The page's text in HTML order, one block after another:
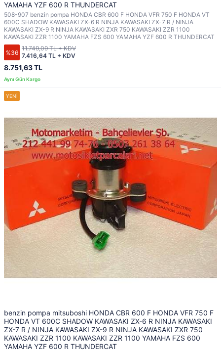
YAMAHA YZF 600 R THUNDERCAT
508-907 benzin pompa HONDA CBR 600 F HONDA VFR 750 F HONDA VT
600C SHADOW KAWASAKI ZX-6 R NINJA KAWASAKI ZX-7 R / NINJA
KAWASAKI ZX-9 R NINJA KAWASAKI ZXR 750 KAWASAKI ZZR 1100
KAWASAKI ZZR 1100 YAMAHA FZS 600 YAMAHA YZF 600 R THUNDERCAT
%36
8.751,63 TL
7.416,64 TL + KDV
11.749,09 TL + KDV
benzin pompa mitsuboshi HONDA CBR 600 F HONDA VFR 750 F
HONDA VT 600C SHADOW KAWASAKI ZX-6 R NINJA KAWASAKI
ZX-7 R / NINJA KAWASAKI ZX-9 R NINJA KAWASAKI ZXR 750
KAWASAKI ZZR 1100 KAWASAKI ZZR 1100 YAMAHA FZS 600
YAMAHA YZF 600 R THUNDERCAT